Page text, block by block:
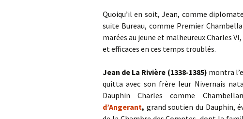
Quoiqu’il en soit, Jean, comme
suite Bureau, comme Premier
marées au jeune et malheureux Charles
et efficaces en ces temps troublés.
Jean de La Rivière (1338-1385) montra
quitta avec son frère leur Nivernais
Dauphin Charles comme
d’Angerant, grand soutien du Dauphin,